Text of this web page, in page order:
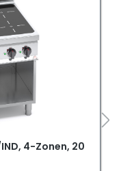
4-Zonen, 20